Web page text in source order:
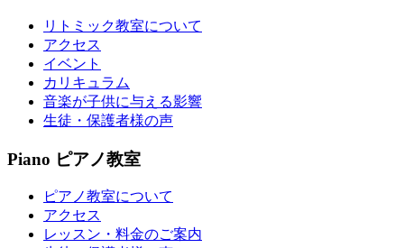
リトミック教室について
アクセス
イベント
カリキュラム
音楽が子供に与える影響
生徒・保護者様の声
Piano ピアノ教室
ピアノ教室について
アクセス
レッスン・料金のご案内